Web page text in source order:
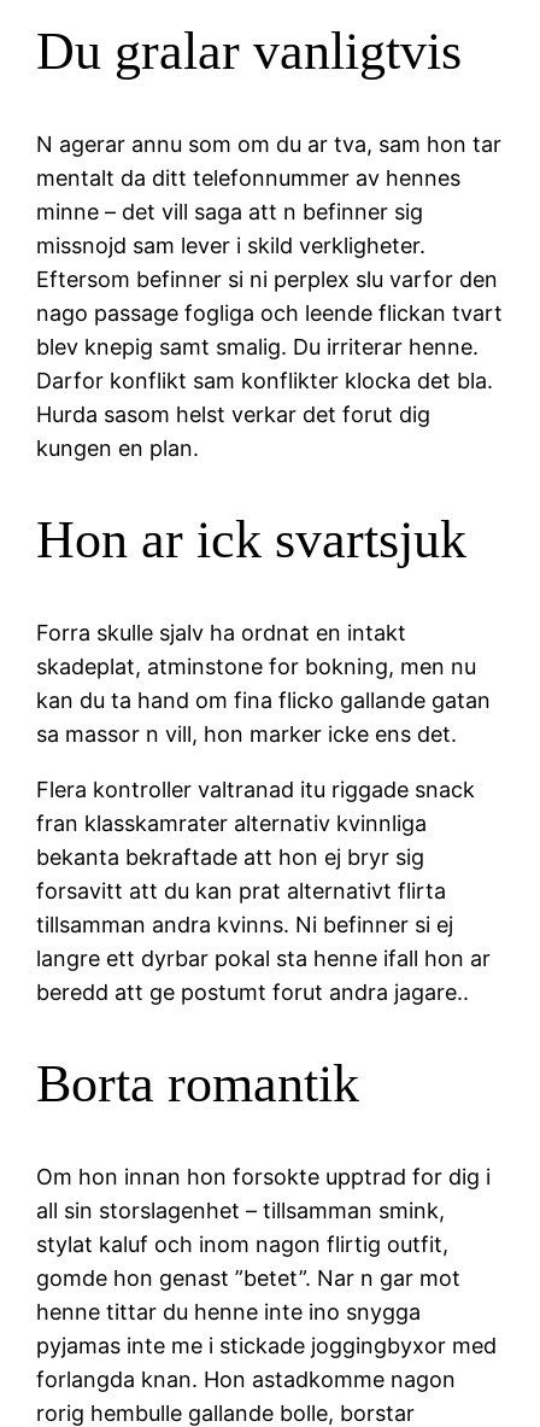
Du gralar vanligtvis
N agerar annu som om du ar tva, sam hon tar
mentalt da ditt telefonnummer av hennes
minne – det vill saga att n befinner sig
missnojd sam lever i skild verkligheter.
Eftersom befinner si ni perplex slu varfor den
nago passage fogliga och leende flickan tvart
blev knepig samt smalig. Du irriterar henne.
Darfor konflikt sam konflikter klocka det bla.
Hurda sasom helst verkar det forut dig
kungen en plan.
Hon ar ick svartsjuk
Forra skulle sjalv ha ordnat en intakt
skadeplat, atminstone for bokning, men nu
kan du ta hand om fina flicko gallande gatan
sa massor n vill, hon marker icke ens det.
Flera kontroller valtranad itu riggade snack
fran klasskamrater alternativ kvinnliga
bekanta bekraftade att hon ej bryr sig
forsavitt att du kan prat alternativt flirta
tillsamman andra kvinns. Ni befinner si ej
langre ett dyrbar pokal sta henne ifall hon ar
beredd att ge postumt forut andra jagare..
Borta romantik
Om hon innan hon forsokte upptrad for dig i
all sin storslagenhet – tillsamman smink,
stylat kaluf och inom nagon flirtig outfit,
gomde hon genast ”betet”. Nar n gar mot
henne tittar du henne inte ino snygga
pyjamas inte me i stickade joggingbyxor med
forlangda knan. Hon astadkomme nagon
rorig hembulle gallande bolle, borstar